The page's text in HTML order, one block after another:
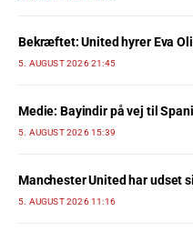
Bekræftet: United hyrer Eva
5. AUGUST 2026 21:45
Medie: Bayindir på vej til
5. AUGUST 2026 15:39
Manchester United har udset
5. AUGUST 2026 11:16